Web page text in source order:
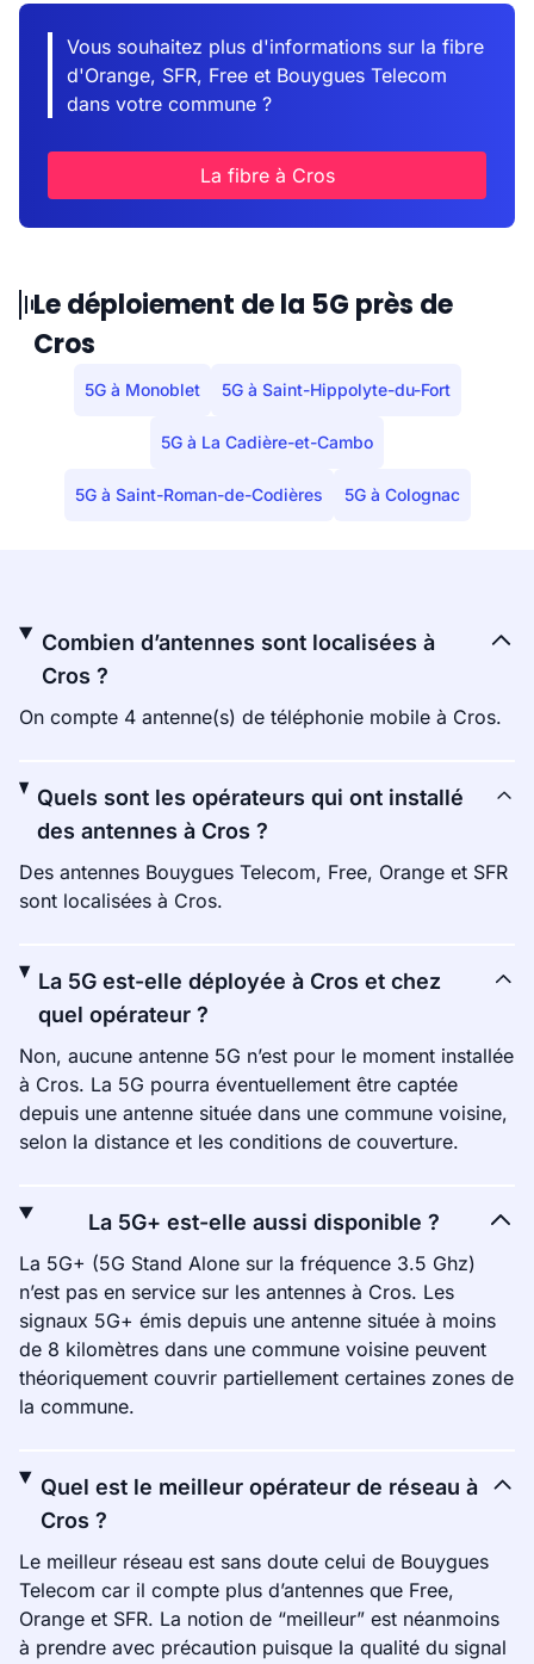
Vous souhaitez plus d'informations sur la fibre
d'Orange, SFR, Free et Bouygues Telecom
dans votre commune ?
La fibre à Cros
Le déploiement de la 5G près de
Cros
5G à Monoblet 5G à Saint-Hippolyte-du-Fort
5G à La Cadière-et-Cambo
5G à Saint-Roman-de-Codières 5G à Colognac
Combien d’antennes sont localisées à
Cros ?
On compte 4 antenne(s) de téléphonie mobile à Cros.
Quels sont les opérateurs qui ont installé
des antennes à Cros ?
Des antennes Bouygues Telecom, Free, Orange et SFR
sont localisées à Cros.
La 5G est-elle déployée à Cros et chez
quel opérateur ?
Non, aucune antenne 5G n’est pour le moment installée
à Cros. La 5G pourra éventuellement être captée
depuis une antenne située dans une commune voisine,
selon la distance et les conditions de couverture.
La 5G+ est-elle aussi disponible ?
La 5G+ (5G Stand Alone sur la fréquence 3.5 Ghz)
n’est pas en service sur les antennes à Cros. Les
signaux 5G+ émis depuis une antenne située à moins
de 8 kilomètres dans une commune voisine peuvent
théoriquement couvrir partiellement certaines zones de
la commune.
Quel est le meilleur opérateur de réseau à
Cros ?
Le meilleur réseau est sans doute celui de Bouygues
Telecom car il compte plus d’antennes que Free,
Orange et SFR. La notion de “meilleur” est néanmoins
à prendre avec précaution puisque la qualité du signal